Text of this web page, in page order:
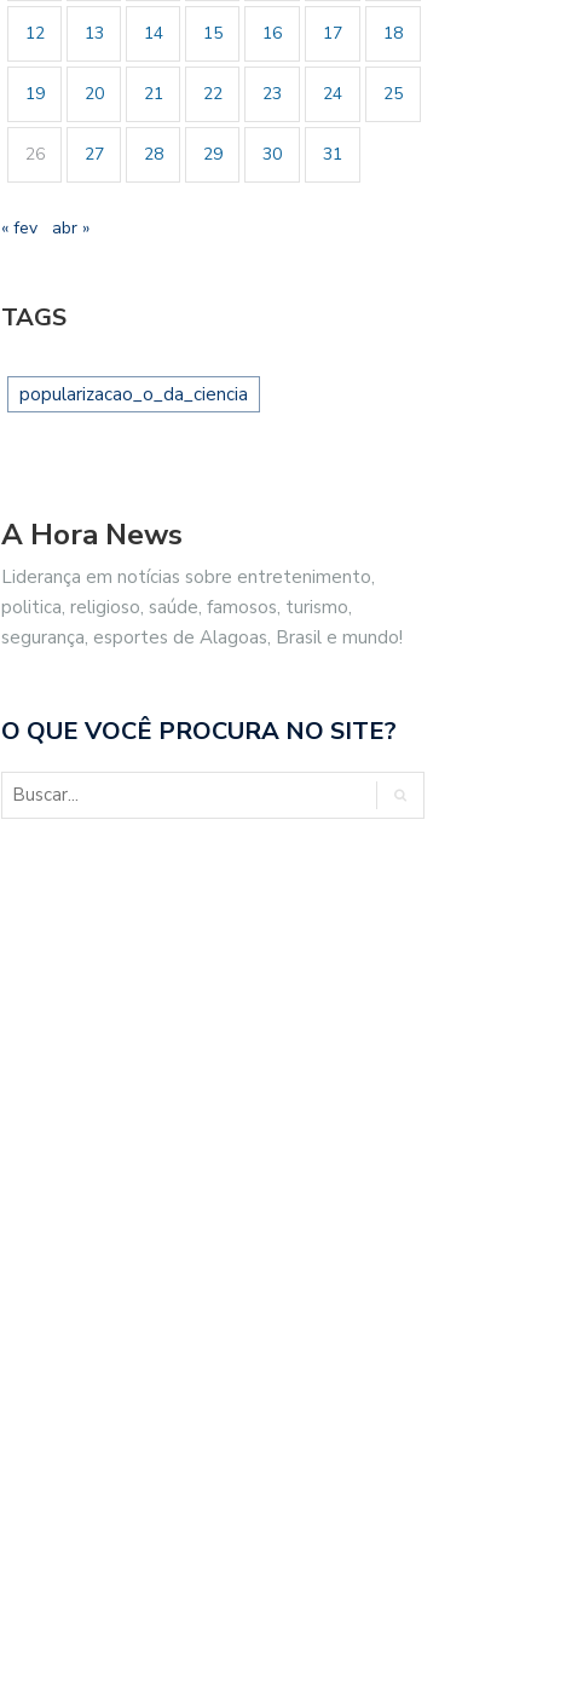
12 13 14 15 16 17 18
19 20 21 22 23 24 25
26 27 28 29 30 31
« fev abr »
TAGS
popularizacao_o_da_ciencia
A Hora News
Liderança em notícias sobre entretenimento,
politica, religioso, saúde, famosos, turismo,
segurança, esportes de Alagoas, Brasil e mundo!
O QUE VOCÊ PROCURA NO SITE?